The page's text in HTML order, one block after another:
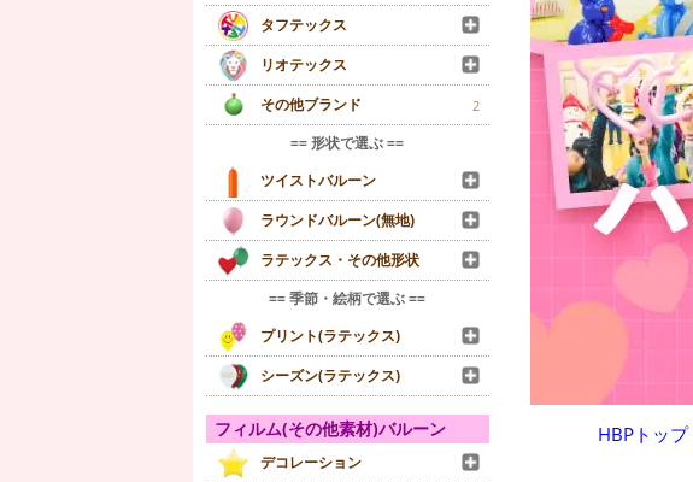
タフテックス
リオテックス
その他ブランド
2
== 形状で選ぶ ==
ツイストバルーン
ラウンドバルーン(無地)
ラテックス・その他形状
== 季節・絵柄で選ぶ ==
プリント(ラテックス)
シーズン(ラテックス)
フィルム(その他素材)バルーン
デコレーション
HBPトップ